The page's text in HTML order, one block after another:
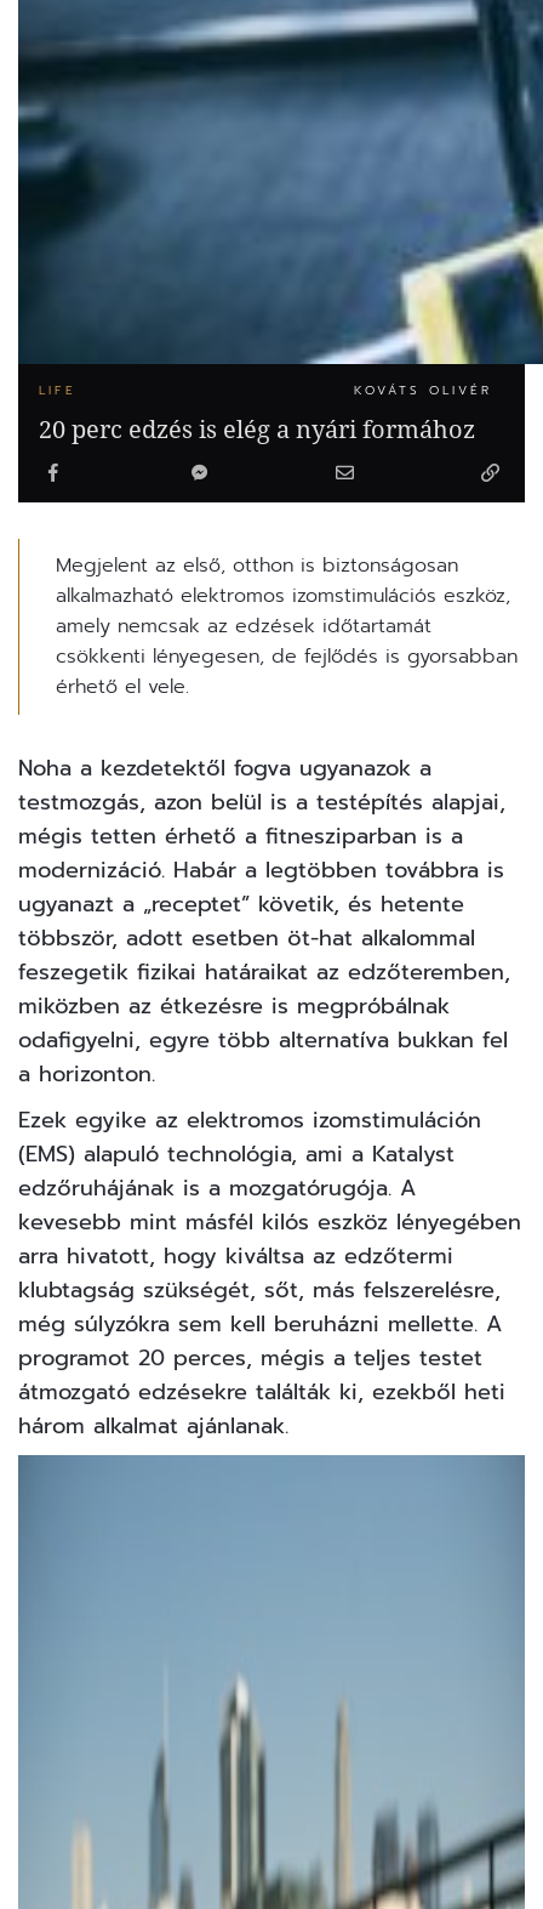
LIFE KOVÁTS OLIVÉR
20 perc edzés is elég a nyári formához
Megjelent az első, otthon is biztonságosan
alkalmazható elektromos izomstimulációs eszköz,
amely nemcsak az edzések időtartamát
csökkenti lényegesen, de fejlődés is gyorsabban
érhető el vele.
Noha a kezdetektől fogva ugyanazok a
testmozgás, azon belül is a testépítés alapjai,
mégis tetten érhető a fitnesziparban is a
modernizáció. Habár a legtöbben továbbra is
ugyanazt a „receptet” követik, és hetente
többször, adott esetben öt-hat alkalommal
feszegetik fizikai határaikat az edzőteremben,
miközben az étkezésre is megpróbálnak
odafigyelni, egyre több alternatíva bukkan fel
a horizonton.
Ezek egyike az elektromos izomstimuláción
(EMS) alapuló technológia, ami a Katalyst
edzőruhájának is a mozgatórugója. A
kevesebb mint másfél kilós eszköz lényegében
arra hivatott, hogy kiváltsa az edzőtermi
klubtagság szükségét, sőt, más felszerelésre,
még súlyzókra sem kell beruházni mellette. A
programot 20 perces, mégis a teljes testet
átmozgató edzésekre találták ki, ezekből heti
három alkalmat ajánlanak.